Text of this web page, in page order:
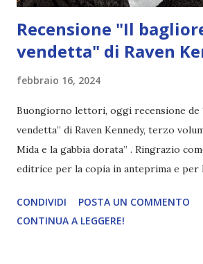
Recensione "Il
vendetta" di Raven
febbraio 16, 2024
Buongiorno lettori, oggi recensione de
vendetta” di Raven Kennedy, terzo
Mida e la gabbia dorata” . Ringrazio
editrice per la copia in anteprima e per
dei due precedenti libri della serie!
vendetta (#3 Re Mida e la gabbia dorata)
CONDIVIDI
POSTA UN COMMENTO
CONTINUA A LEGGERE!